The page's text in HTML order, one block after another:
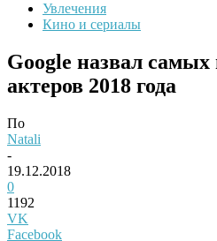
Увлечения
Кино и сериалы
Google назвал
актеров 2018 года
По
Natali
-
19.12.2018
0
1192
VK
Facebook